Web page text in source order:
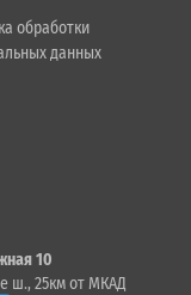
обработки
данных
10
ш., 25км от МКАД